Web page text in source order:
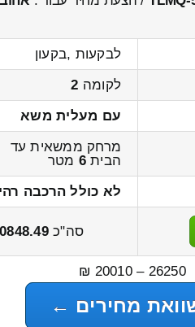
לבקעות ,בקעון
לקומה 2
עם מעלית משא
מרחק ממשאית עד
הבית6 מטר
לא כולל הרכבה
סה"כ
26250 – 20010 ₪
מחירים ←